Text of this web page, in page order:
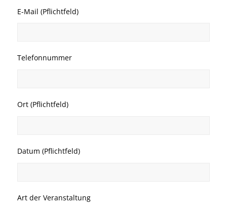
E-Mail (Pflichtfeld)
Telefonnummer
Ort (Pflichtfeld)
Datum (Pflichtfeld)
Art der Veranstaltung